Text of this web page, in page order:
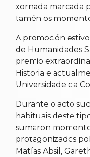
xornada marcada
tamén os
A promoción
de Humanidades
premio
Historia e
Universidade da
Durante o acto
habituais deste
sumaron
protagonizados
Matías Absil,